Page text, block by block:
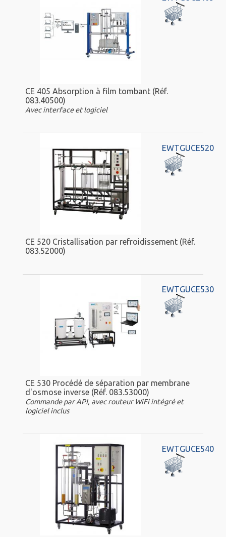
CE 405 Absorption à film tombant (Réf.
083.40500)
Avec interface et logiciel
EWTGUCE520
CE 520 Cristallisation par refroidissement (Réf.
083.52000)
EWTGUCE530
CE 530 Procédé de séparation par membrane
d'osmose inverse (Réf. 083.53000)
Commande par API, avec routeur WiFi intégré et
logiciel inclus
EWTGUCE540